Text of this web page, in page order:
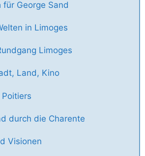
für George Sand
in Limoges
Limoges
Land, Kino
Poitiers
durch die Charente
Visionen